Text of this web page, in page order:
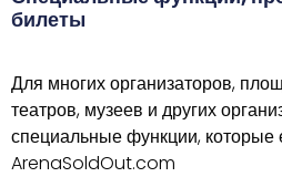
билеты
Для многих организаторов,
театров, музеев и других
специальные функции, которые
ArenaSoldOut.com